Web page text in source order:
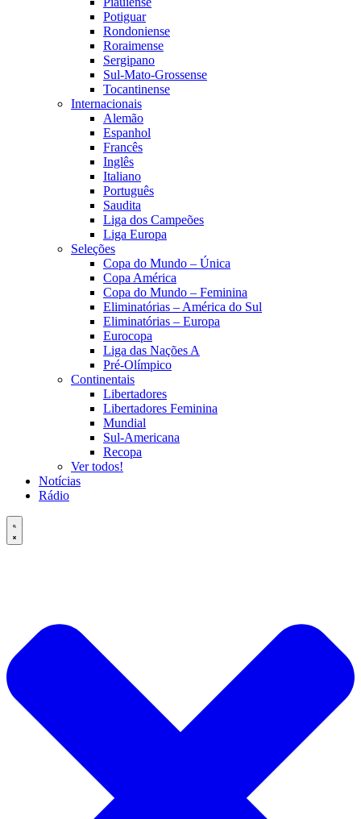
Potiguar
Rondoniense
Roraimense
Sergipano
Sul-Mato-Grossense
Tocantinense
Internacionais
Alemão
Espanhol
Francês
Inglês
Italiano
Português
Saudita
Liga dos Campeões
Liga Europa
Seleções
Copa do Mundo – Única
Copa América
Copa do Mundo – Feminina
Eliminatórias – América do Sul
Eliminatórias – Europa
Eurocopa
Liga das Nações A
Pré-Olímpico
Continentais
Libertadores
Libertadores Feminina
Mundial
Sul-Americana
Recopa
Ver todos!
Notícias
Rádio